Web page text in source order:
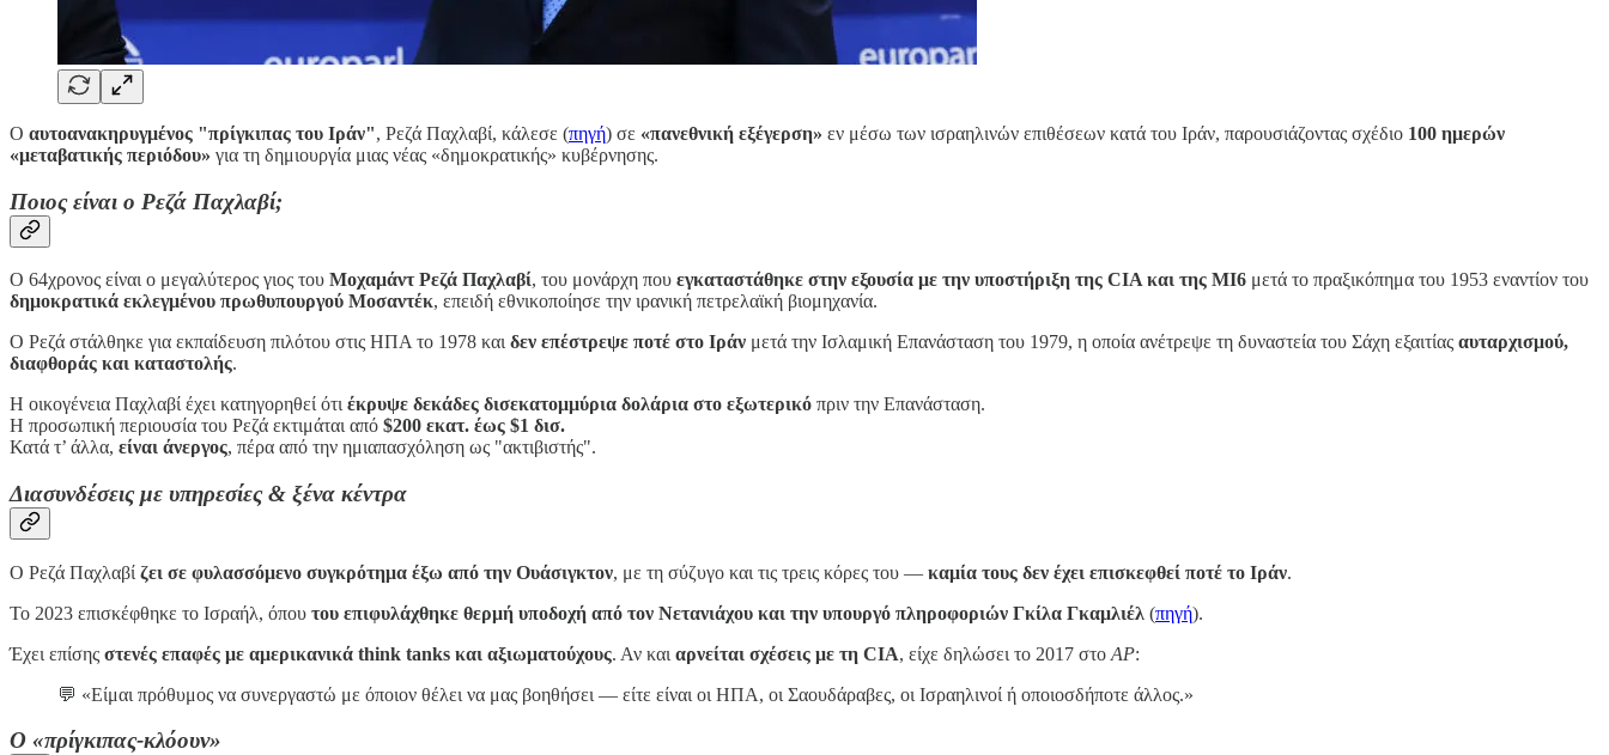
Ο αυτοανακηρυγμένος "πρίγκιπας του Ιράν", Ρεζά Παχλαβί, κάλεσε (πηγή) σε «πανεθνική εξέγερση» εν μέσω των ισραηλινών επιθέσεων κατά του Ιράν, παρουσιάζοντας σχέδιο 100 ημερών
«μεταβατικής περιόδου» για τη δημιουργία μιας νέας «δημοκρατικής» κυβέρνησης.
Ποιος είναι ο Ρεζά Παχλαβί;
Ο 64χρονος είναι ο μεγαλύτερος γιος του Μοχαμάντ Ρεζά Παχλαβί, του μονάρχη που εγκαταστάθηκε στην εξουσία με την υποστήριξη της CIA και της MI6 μετά το πραξικόπημα του 1953 εναντίον του
δημοκρατικά εκλεγμένου πρωθυπουργού Μοσαντέκ, επειδή εθνικοποίησε την ιρανική πετρελαϊκή βιομηχανία.
Ο Ρεζά στάλθηκε για εκπαίδευση πιλότου στις ΗΠΑ το 1978 και δεν επέστρεψε ποτέ στο Ιράν μετά την Ισλαμική Επανάσταση του 1979, η οποία ανέτρεψε τη δυναστεία του Σάχη εξαιτίας αυταρχισμού,
διαφθοράς και καταστολής.
Η οικογένεια Παχλαβί έχει κατηγορηθεί ότι έκρυψε δεκάδες δισεκατομμύρια δολάρια στο εξωτερικό πριν την Επανάσταση.
Η προσωπική περιουσία του Ρεζά εκτιμάται από $200 εκατ. έως $1 δισ.
Κατά τ’ άλλα, είναι άνεργος, πέρα από την ημιαπασχόληση ως "ακτιβιστής".
Διασυνδέσεις με υπηρεσίες & ξένα κέντρα
Ο Ρεζά Παχλαβί ζει σε φυλασσόμενο συγκρότημα έξω από την Ουάσιγκτον, με τη σύζυγο και τις τρεις κόρες του — καμία τους δεν έχει επισκεφθεί ποτέ το Ιράν.
Το 2023 επισκέφθηκε το Ισραήλ, όπου του επιφυλάχθηκε θερμή υποδοχή από τον Νετανιάχου και την υπουργό πληροφοριών Γκίλα Γκαμλιέλ (πηγή).
Έχει επίσης στενές επαφές με αμερικανικά think tanks και αξιωματούχους. Αν και αρνείται σχέσεις με τη CIA, είχε δηλώσει το 2017 στο AP:
💬 «Είμαι πρόθυμος να συνεργαστώ με όποιον θέλει να μας βοηθήσει — είτε είναι οι ΗΠΑ, οι Σαουδάραβες, οι Ισραηλινοί ή οποιοσδήποτε άλλος.»
Ο «πρίγκιπας-κλόουν»